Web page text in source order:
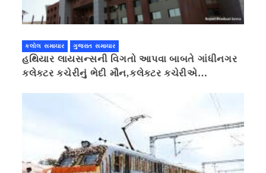
કલોલ સમાચાર ગુજરાત સમાચાર
હથિયાર લાયસન્સની વિગતો આપવા બાબતે ગાંધીનગર
કલેક્ટર કચેરીનું ભેદી મૌન,કલેક્ટર કચેરીએ